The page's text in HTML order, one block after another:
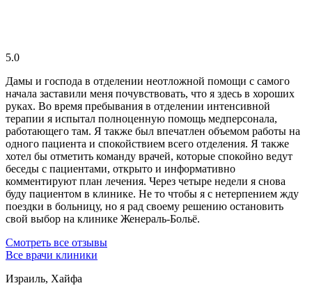
5.0
Дамы и господа в отделении неотложной помощи с самого
начала заставили меня почувствовать, что я здесь в хороших
руках. Во время пребывания в отделении интенсивной
терапии я испытал полноценную помощь медперсонала,
работающего там. Я также был впечатлен объемом работы на
одного пациента и спокойствием всего отделения. Я также
хотел бы отметить команду врачей, которые спокойно ведут
беседы с пациентами, открыто и информативно
комментируют план лечения. Через четыре недели я снова
буду пациентом в клинике. Не то чтобы я с нетерпением жду
поездки в больницу, но я рад своему решению остановить
свой выбор на клинике Женераль-Больё.
Смотреть все отзывы
Все врачи клиники
Израиль, Хайфа